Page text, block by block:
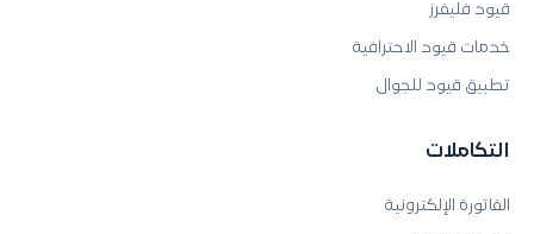
قيود فليفرز
خدمات قيود الاحترافية
تطبيق قيود للجوال
التكاملات
الفاتورة الإلكترونية